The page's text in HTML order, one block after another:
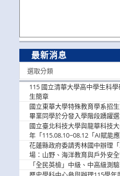
最新消息
選取分類
115 國立清華大學高中學生科
生簡章
國立東華大學特殊教育學系招
畢業同學於分發入學階段踴躍選
國立臺北科技大學與龍華科技
年「115.08.10~08.12「AI賦能
歡迎學生踴躍報名參加
花蓮縣政府委請秀林國中辦理
場：山野、海洋教育與戶外安
參加
「全民英檢」中級、中高級測